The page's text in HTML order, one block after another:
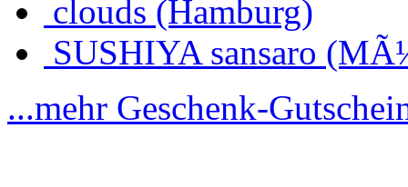
clouds (Hamburg)
SUSHIYA sansaro
...mehr Geschenk-